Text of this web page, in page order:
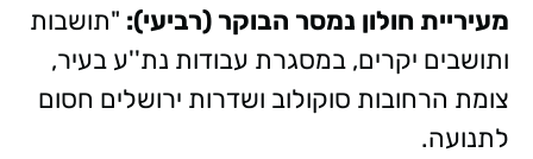
מעיריית חולון נמסר הבוקר (רביעי): "תושבות
ותושבים יקרים, במסגרת עבודות נת''ע בעיר,
צומת הרחובות סוקולוב ושדרות ירושלים חסום
לתנועה.